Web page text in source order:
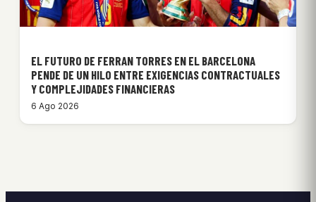
EL FUTURO DE FERRAN TORRES EN EL BARCELONA
PENDE DE UN HILO ENTRE EXIGENCIAS CONTRACTUALES
Y COMPLEJIDADES FINANCIERAS
6 Ago 2026